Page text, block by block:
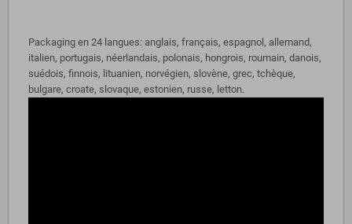
Packaging en 24 langues: anglais, français, espagnol, allemand,
italien, portugais, néerlandais, polonais, hongrois, roumain, danois,
suédois, finnois, lituanien, norvégien, slovène, grec, tchèque,
bulgare, croate, slovaque, estonien, russe, letton.